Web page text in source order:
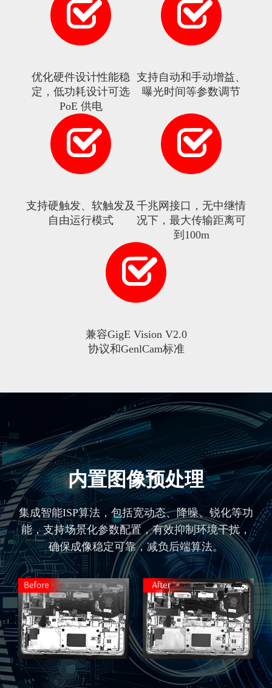
优化硬件设计性能稳
定，低功耗设计可选
PoE 供电
支持自动和手动增益、
曝光时间等参数调节
支持硬触发、软触发及
自由运行模式
千兆网接口，无中继情
况下，最大传输距离可
到100m
兼容GigE Vision V2.0
协议和GenlCam标准
内置图像预处理
集成智能ISP算法，包括宽动态、降噪、锐化等功
能，支持场景化参数配置，有效抑制环境干扰，
确保成像稳定可靠，减负后端算法。